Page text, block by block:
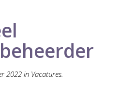
2022 in Vacatures.